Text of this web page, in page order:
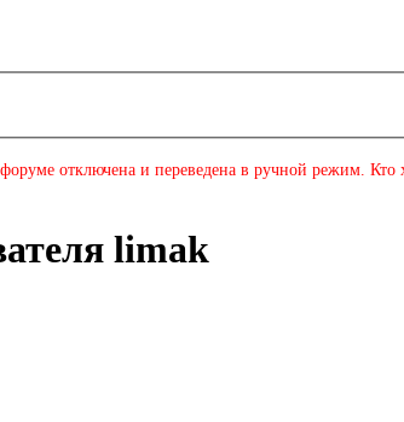
отключена и переведена в ручной режим. Кто
limak